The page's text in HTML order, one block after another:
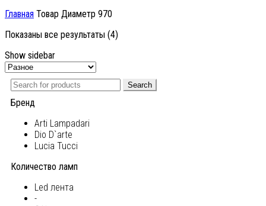
Главная Товар Диаметр 970
Показаны все результаты (4)
Show sidebar
Search
Бренд
Arti Lampadari
Dio D`arte
Lucia Tucci
Количество ламп
Led лента
-